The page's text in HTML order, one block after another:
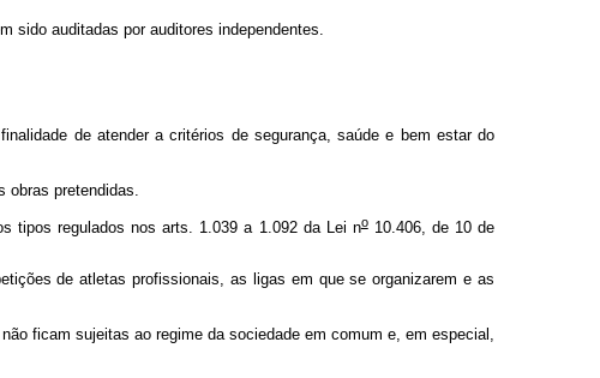
sido auditadas por auditores independentes.
de atender a critérios de segurança, saúde e bem estar do
obras pretendidas.
tipos regulados nos arts. 1.039 a 1.092 da Lei no10.406, de 10 de
de atletas profissionais, as ligas em que se organizarem e as
ficam sujeitas ao regime da sociedade em comum e, em especial,